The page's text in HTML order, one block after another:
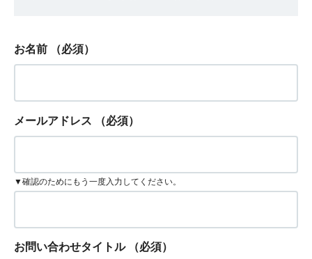
お名前 （必須）
メールアドレス （必須）
▼確認のためにもう一度入力してください。
お問い合わせタイトル （必須）